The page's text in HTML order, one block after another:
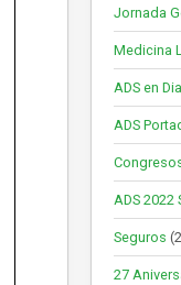
Jornada
Medicina
ADS en
ADS
ADS 2022
Seguros
27